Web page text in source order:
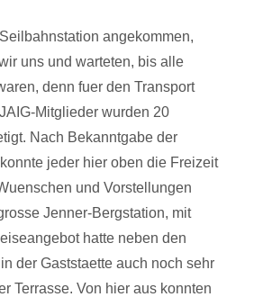
angekommen,
uns und warteten, bis alle
denn fuer den Transport
Mitglieder wurden 20
Nach Bekanntgabe der
jeder hier oben die Freizeit
und Vorstellungen
Jenner-Bergstation, mit
hatte neben den
der Gaststaette auch noch sehr
Terrasse. Von hier aus konnten